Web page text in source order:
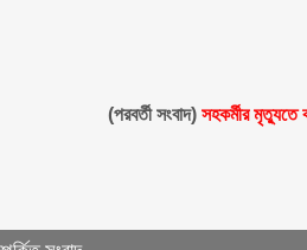
(পরবর্তী সংবাদ)সহকর্মীর মৃত্যুতে